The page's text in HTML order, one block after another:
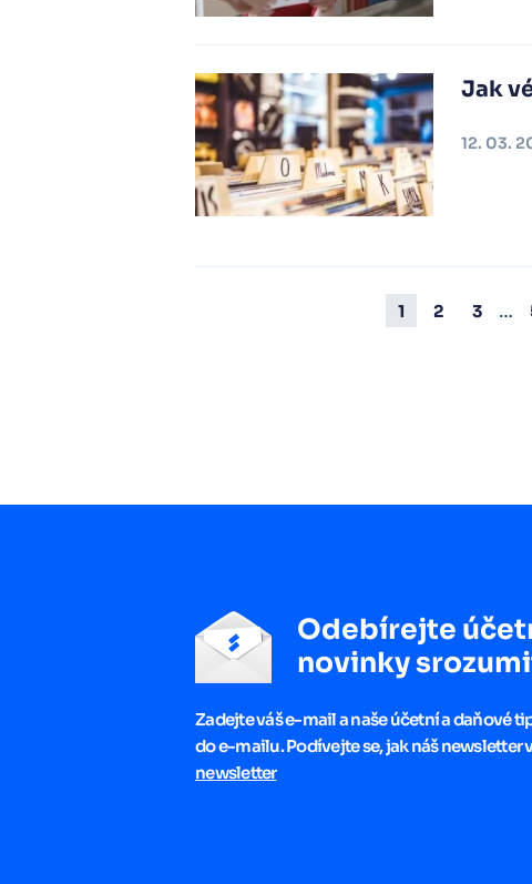
Jak
12. 03.
1 2 3 …
Odebírejte
novinky
Zadejte váš e-mail a naše účetní a daňové
do e-mailu. Podívejte se, jak náš newsletter
newsletter